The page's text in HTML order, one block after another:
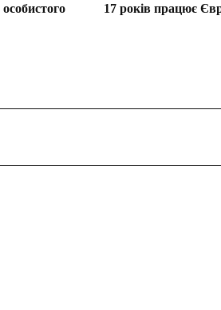
17 років працює